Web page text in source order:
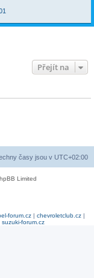
Přejít na
časy jsou v UTC+02:00
Limited
forum.cz | chevroletclub.cz |
suzuki-forum.cz